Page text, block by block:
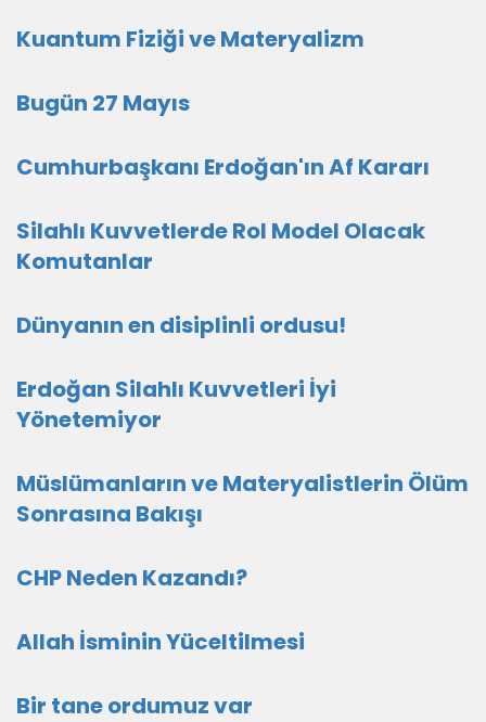
Kuantum Fiziği ve Materyalizm
Bugün 27 Mayıs
Cumhurbaşkanı Erdoğan'ın Af Kararı
Silahlı Kuvvetlerde Rol Model Olacak
Komutanlar
Dünyanın en disiplinli ordusu!
Erdoğan Silahlı Kuvvetleri İyi
Yönetemiyor
Müslümanların ve Materyalistlerin Ölüm
Sonrasına Bakışı
CHP Neden Kazandı?
Allah İsminin Yüceltilmesi
Bir tane ordumuz var